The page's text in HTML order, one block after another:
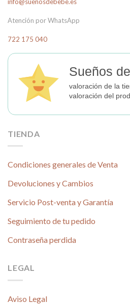
Atención por WhatsApp
722 175 040
Sueños
valoración de la
valoración del
TIENDA
Condiciones generales de Venta
Devoluciones y Cambios
Servicio Post-venta y Garantía
Seguimiento de tu pedido
Contraseña perdida
LEGAL
Aviso Legal